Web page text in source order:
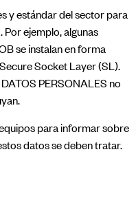
y estándar del sector para
Por ejemplo, algunas
se instalan en forma
Socket Layer (SL).
PERSONALES no
para informar sobre
datos se deben tratar.